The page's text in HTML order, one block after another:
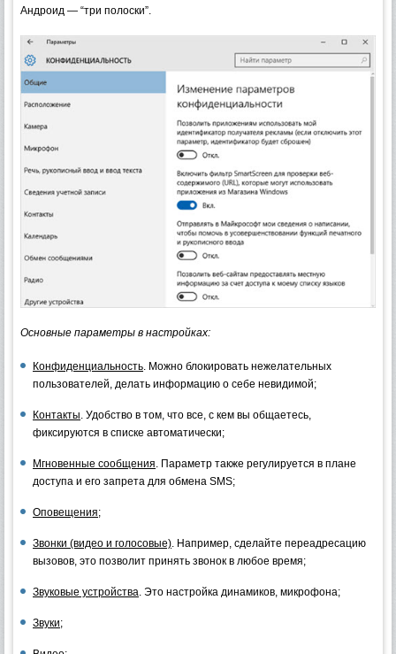
Андроид — “три полоски”.
Основные параметры в настройках:
Конфиденциальность . Можно блокировать нежелательных
пользователей, делать информацию о себе невидимой;
Контакты . Удобство в том, что все, с кем вы общаетесь,
фиксируются в списке автоматически;
Мгновенные сообщения . Параметр также регулируется в плане
доступа и его запрета для обмена SMS;
Оповещения;
Звонки (видео и голосовые) . Например, сделайте переадресацию
вызовов, это позволит принять звонок в любое время;
Звуковые устройства . Это настройка динамиков, микрофона;
Звуки;